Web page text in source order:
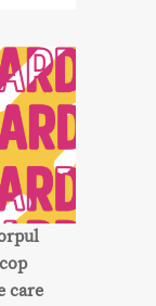
care